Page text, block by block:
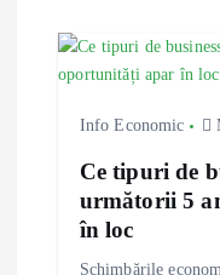
Info Economic
Ce tipuri de
următorii 5
în loc
Schimbările